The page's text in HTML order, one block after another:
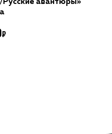
Русские авантюры»